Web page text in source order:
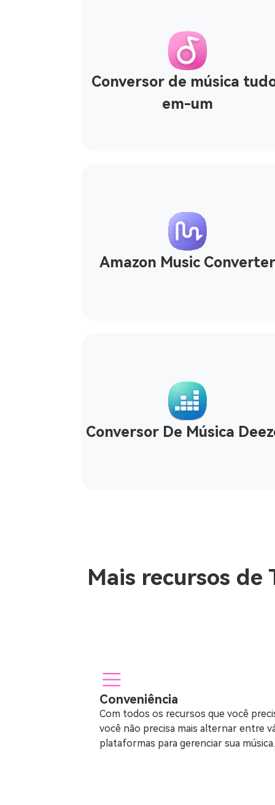
Conversor de música
em-um
Amazon Music Converter
Conversor De Música
Mais recursos de
Conveniência
Com todos os recursos que você
você não precisa mais alternar entre
plataformas para gerenciar sua música.